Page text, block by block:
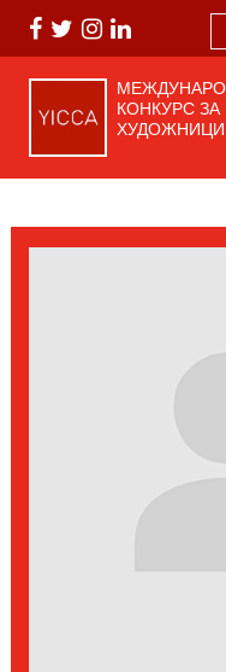
КОНКУРС ЗА
ХУДОЖНИЦИ